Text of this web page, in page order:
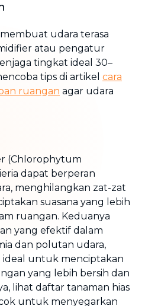
udara terasa
atau pengatur
tingkat ideal 30–
tips di artikel cara
ruangan agar udara
(Chlorophytum
dapat berperan
menghilangkan zat-zat
suasana yang lebih
ruangan. Keduanya
yang efektif dalam
dan polutan udara,
ideal untuk menciptakan
yang lebih bersih dan
lihat daftar tanaman hias
untuk menyegarkan